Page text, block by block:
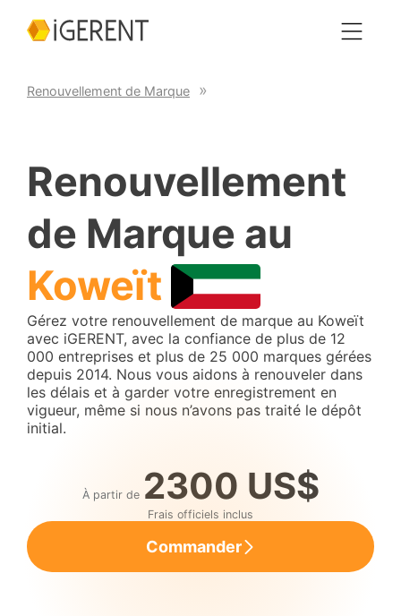
Renouvellement de Marque
Renouvellement
de Marque au
Koweït
Gérez votre renouvellement de marque au Koweït
avec iGERENT, avec la confiance de plus de 12
000 entreprises et plus de 25 000 marques gérées
depuis 2014. Nous vous aidons à renouveler dans
les délais et à garder votre enregistrement en
vigueur, même si nous n’avons pas traité le dépôt
initial.
À partir de 2300 US$
Frais officiels inclus
Commander